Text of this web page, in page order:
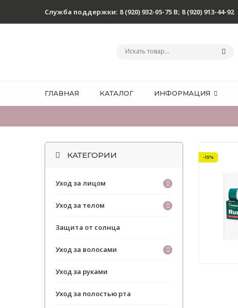
Служба поддержки: 8 (920) 932-05-75 В; 8 (920) 913-44-92
ГЛАВНАЯ КАТАЛОГ ИНФОРМАЦИЯ
-15%
КАТЕГОРИИ
Уход за лицом
Уход за телом
Защита от солнца
Уход за волосами
Уход за руками
Уход за полостью рта